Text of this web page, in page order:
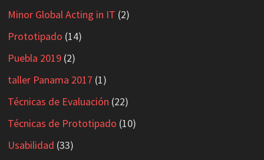
Minor Global Acting in IT (2)
Prototipado (14)
Puebla 2019(2)
taller Panama 2017 (1)
Técnicas de Evaluación (22)
Técnicas de Prototipado (10)
Usabilidad (33)